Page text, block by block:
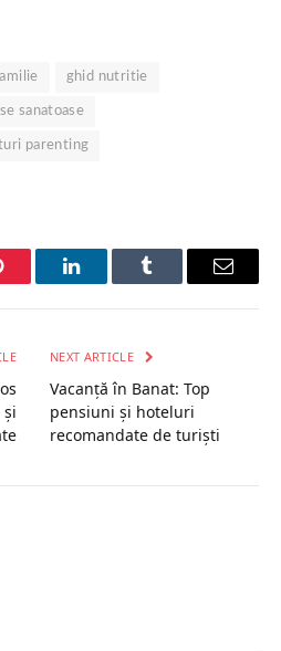
ghid nutritie
sanatoase
parenting
LinkedInTumblr Email
NEXT ARTICLE
Vacanță în Banat: Top
pensiuni și hoteluri
recomandate de turiști